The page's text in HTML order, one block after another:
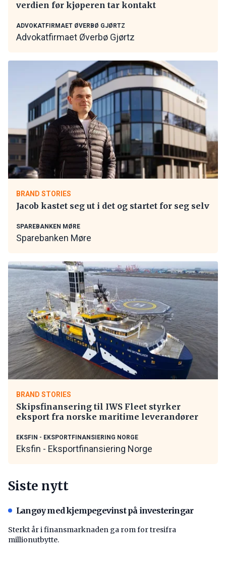
verdien før kjøperen tar kontakt
ADVOKATFIRMAET ØVERBØ GJØRTZ
Advokatfirmaet Øverbø Gjørtz
BRAND STORIES
Jacob kastet seg ut i det og startet for seg selv
SPAREBANKEN MØRE
Sparebanken Møre
BRAND STORIES
Skipsfinansering til IWS Fleet styrker
eksport fra norske maritime leverandører
EKSFIN - EKSPORTFINANSIERING NORGE
Eksfin - Eksportfinansiering Norge
Siste nytt
Langøy med kjempegevinst på investeringar
Sterkt år i finansmarknaden ga rom for tresifra
millionutbytte.